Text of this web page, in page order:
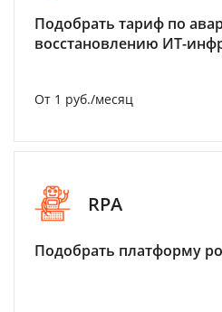
Подобрать тариф по
восстановлению ИТ-
От 1 руб./месяц
RPA
Подобрать платформу